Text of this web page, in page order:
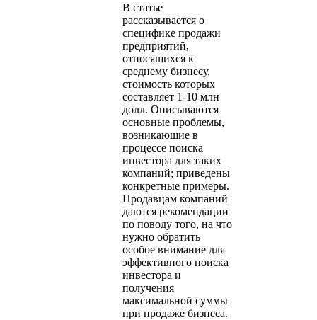
В статье
рассказывается о
специфике продажи
предприятий,
относящихся к
среднему бизнесу,
стоимость которых
составляет 1-10 млн
долл. Описываются
основные проблемы,
возникающие в
процессе поиска
инвестора для таких
компаний; приведены
конкретные примеры.
Продавцам компаний
даются рекомендации
по поводу того, на что
нужно обратить
особое внимание для
эффективного поиска
инвестора и
получения
максимальной суммы
при продаже бизнеса.